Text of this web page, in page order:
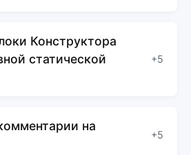
Конструктора
статической
+5
на
+5